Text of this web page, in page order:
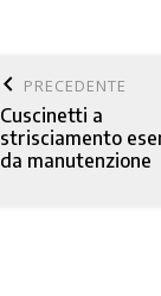
keyboard_arrow_left PRECEDENTE
Cuscinetti a
strisciamento
da manutenzione